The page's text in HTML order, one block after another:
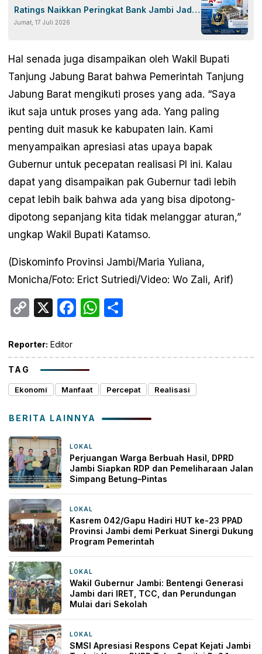
Ratings Naikkan Peringkat Bank Jambi Jadi
‘A+(idn)’ dengan Outlook Stabil
Jumat, 17 Juli 2026
Hal senada juga disampaikan oleh Wakil Bupati
Tanjung Jabung Barat bahwa Pemerintah Tanjung
Jabung Barat mengikuti proses yang ada. “Saya
ikut saja untuk proses yang ada. Yang paling
penting duit masuk ke kabupaten lain. Kami
menyampaikan apresiasi atas upaya bapak
Gubernur untuk pecepatan realisasi PI ini. Kalau
dapat yang disampaikan pak Gubernur tadi lebih
cepat lebih baik bahwa ada yang bisa dipotong-
dipotong sepanjang kita tidak melanggar aturan,”
ungkap Wakil Bupati Katamso.
(Diskominfo Provinsi Jambi/Maria Yuliana,
Monicha/Foto: Erict Sutriedi/Video: Wo Zali, Arif)
Copy
X Facebook
WhatsApp
Reporter: Editor
TAG
Ekonomi Manfaat Percepat Realisasi
BERITA LAINNYA
LOKAL
Perjuangan Warga Berbuah Hasil, DPRD
Jambi Siapkan RDP dan Pemeliharaan Jalan
Simpang Betung–Pintas
LOKAL
Kasrem 042/Gapu Hadiri HUT ke-23 PPAD
Provinsi Jambi demi Perkuat Sinergi Dukung
Program Pemerintah
LOKAL
Wakil Gubernur Jambi: Bentengi Generasi
Jambi dari IRET, TCC, dan Perundungan
Mulai dari Sekolah
LOKAL
SMSI Apresiasi Respons Cepat Kejati Jambi